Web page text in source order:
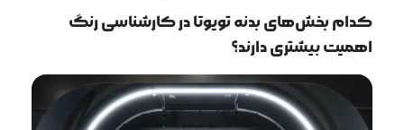
کدام بخش‌های بدنه تویوتا در کارشناسی رنگ
اهمیت بیشتری دارند؟